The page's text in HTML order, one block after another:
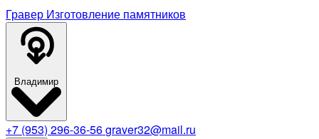
Гравер Изготовление памятников
Владимир
+7 (953) 296-36-56graver32@mail.ru